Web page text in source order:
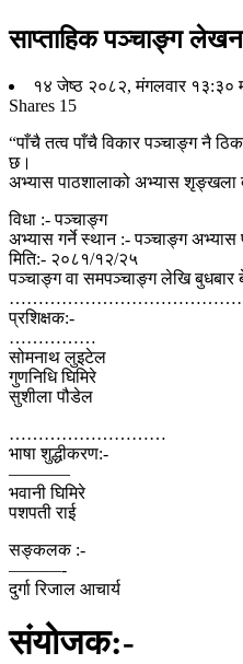
साप्ताहिक पञ्चाङ्ग
१४ जेष्ठ २०८२, मंगलवार १३:३०
Shares 15
“पाँचै तत्व पाँचै विकार पञ्चाङ्ग नै
छ।
अभ्यास पाठशालाको अभ्यास
विधा :- पञ्चाङ्ग
अभ्यास गर्ने स्थान :- पञ्चाङ्ग अभ्यास
मिति:- २०८१/१२/२५
पञ्चाङ्ग वा समपञ्चाङ्ग लेखि
प्रशिक्षक:-
……………
सोमनाथ लुइटेल
गुणनिधि घिमिरे
सुशीला पौडेल
………………………
भाषा शुद्धीकरण:-
———–
भवानी घिमिरे
पशपती राई
सङ्कलक :-
———-
दुर्गा रिजाल आचार्य
संयोजक:-